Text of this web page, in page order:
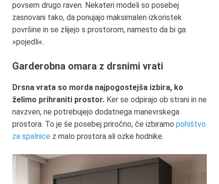
povsem drugo raven. Nekateri modeli so posebej
zasnovani tako, da ponujajo maksimalen izkoristek
površine in se zlijejo s prostorom, namesto da bi ga
»pojedli«.
Garderobna omara z drsnimi vrati
Drsna vrata so morda najpogostejša izbira, ko
želimo prihraniti prostor. Ker se odpirajo ob strani in ne
navzven, ne potrebujejo dodatnega manevrskega
prostora. To je še posebej priročno, če izbiramo pohištvo
za spalnice z malo prostora ali ozke hodnike.